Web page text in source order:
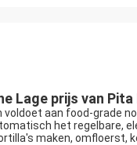
Lage prijs van
aan food-grade
het regelbare,
maken, omfloerst,